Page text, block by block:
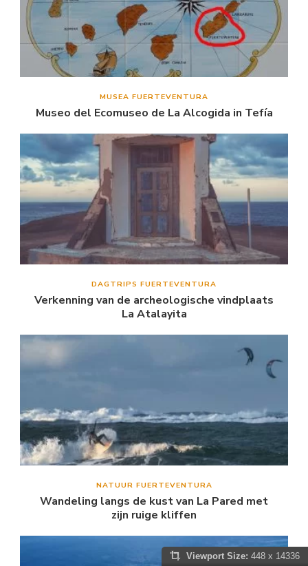
MUSEA FUERTEVENTURA
Museo del Ecomuseo de La Alcogida in Tefía
DAGTRIPS FUERTEVENTURA
Verkenning van de archeologische vindplaats
La Atalayita
NATUUR FUERTEVENTURA
Wandeling langs de kust van La Pared met
zijn ruige kliffen
Viewport Size: 448 x 14336